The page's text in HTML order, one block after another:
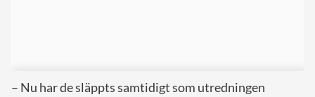
– Nu har de släppts samtidigt som utredningen